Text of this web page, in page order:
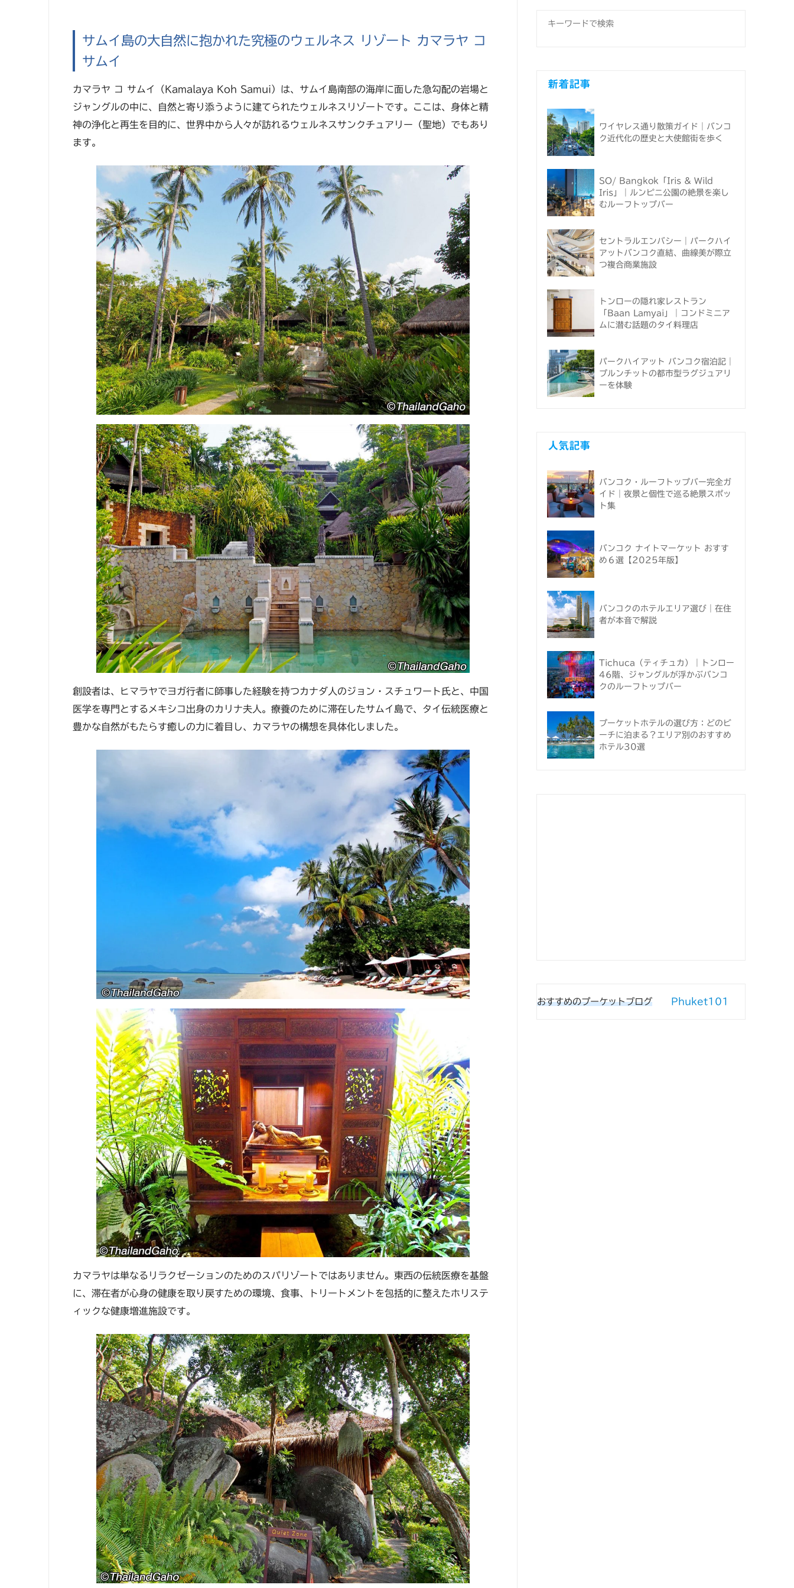
サムイ島の大自然に抱かれた究極のウェルネス リゾート カマラヤ コ
サムイ
カマラヤ コ サムイ（Kamalaya Koh Samui）は、サムイ島南部の海岸に面した急勾配の岩場と
ジャングルの中に、自然と寄り添うように建てられたウェルネスリゾートです。ここは、身体と精
神の浄化と再生を目的に、世界中から人々が訪れるウェルネスサンクチュアリー（聖地）でもあり
ます。
創設者は、ヒマラヤでヨガ行者に師事した経験を持つカナダ人のジョン・スチュワート氏と、中国
医学を専門とするメキシコ出身のカリナ夫人。療養のために滞在したサムイ島で、タイ伝統医療と
豊かな自然がもたらす癒しの力に着目し、カマラヤの構想を具体化しました。
カマラヤは単なるリラクゼーションのためのスパリゾートではありません。東西の伝統医療を基盤
に、滞在者が心身の健康を取り戻すための環境、食事、トリートメントを包括的に整えたホリステ
ィックな健康増進施設です。
新着記事
ワイヤレス通り散策ガイド｜バンコ
ク近代化の歴史と大使館街を歩く
SO/ Bangkok「Iris & Wild
Iris」｜ルンピニ公園の絶景を楽し
むルーフトップバー
セントラルエンバシー｜パークハイ
アットバンコク直結、曲線美が際立
つ複合商業施設
トンローの隠れ家レストラン
「Baan Lamyai」｜コンドミニア
ムに潜む話題のタイ料理店
パークハイアット バンコク宿泊記｜
プルンチットの都市型ラグジュアリ
ーを体験
人気記事
バンコク・ルーフトップバー完全ガ
イド｜夜景と個性で巡る絶景スポッ
ト集
バンコク ナイトマーケット おすす
め６選【2025年版】
バンコクのホテルエリア選び｜在住
者が本音で解説
Tichuca（ティチュカ）｜トンロー
46階、ジャングルが浮かぶバンコ
クのルーフトップバー
プーケットホテルの選び方：どのビ
ーチに泊まる？エリア別のおすすめ
ホテル30選
おすすめのプーケットブログ Phuket101